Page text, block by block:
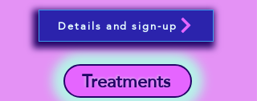
Treatments
Details and sign-up